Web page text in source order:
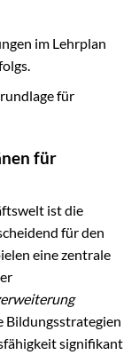
im Lehrplan
für
für
ist die
für den
eine zentrale
Bildungsstrategien
signifikant